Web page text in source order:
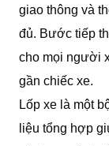
giao thông và
đủ. Bước tiếp
cho mọi người
gần chiếc xe.
Lốp xe là một
liệu tổng hợp